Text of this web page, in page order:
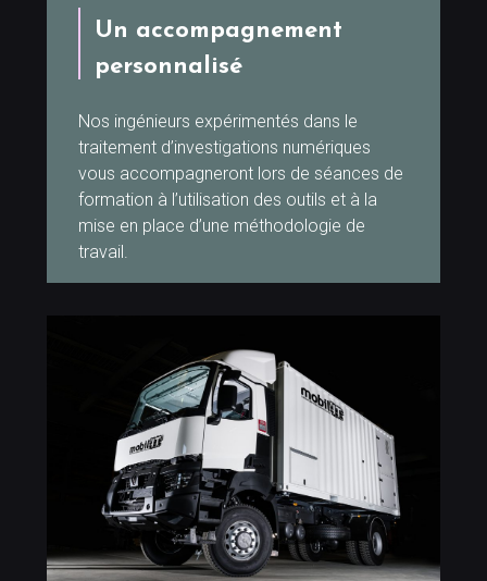
Un accompagnement
personnalisé
Nos ingénieurs expérimentés dans le
traitement d’investigations numériques
vous accompagneront lors de séances de
formation à l’utilisation des outils et à la
mise en place d’une méthodologie de
travail.